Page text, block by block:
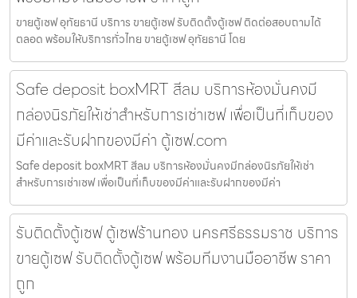
ขายตู้เซฟ อุทัยธานี บริการ ขายตู้เซฟ รับติดตั้งตู้เซฟ ติดต่อสอบถามได้
ตลอด พร้อมให้บริการทั่วไทย ขายตู้เซฟ อุทัยธานี โดย
Safe deposit boxMRT สีลม บริการห้องมั่นคงมี
กล่องนิรภัยให้เช่าสำหรับการเช่าเซฟ เพื่อเป็นที่เก็บของ
มีค่าและรับฝากของมีค่า ตู้เซฟ.com
Safe deposit boxMRT สีลม บริการห้องมั่นคงมีกล่องนิรภัยให้เช่า
สำหรับการเช่าเซฟ เพื่อเป็นที่เก็บของมีค่าและรับฝากของมีค่า
รับติดตั้งตู้เซฟ ตู้เซฟร้านทอง นครศรีธรรมราช บริการ
ขายตู้เซฟ รับติดตั้งตู้เซฟ พร้อมทีมงานมืออาชีพ ราคา
ถูก